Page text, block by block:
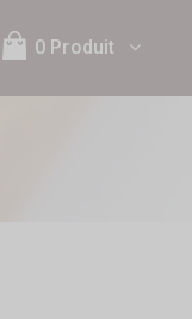
0 Produit